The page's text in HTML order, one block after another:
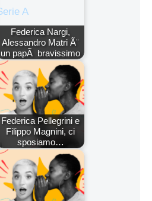
Federica Nargi,
Alessandro Matri Ã¨
un papÃ bravissimo
Federica Pellegrini e
Filippo Magnini, ci
sposiamo…